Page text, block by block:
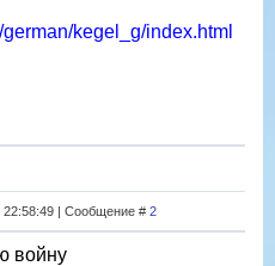
kegel_g/index.html
22:58:49 | Сообщение # 2
войну